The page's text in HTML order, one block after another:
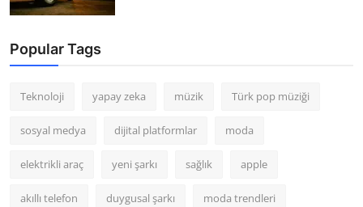
Popular Tags
Teknoloji yapay zeka müzik Türk pop müziği
sosyal medya dijital platformlar moda
elektrikli araç yeni şarkı sağlık apple
akıllı telefon duygusal şarkı moda trendleri